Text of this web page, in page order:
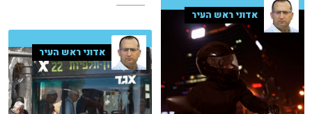
אדוני ראש העיר
אדוני ראש העיר